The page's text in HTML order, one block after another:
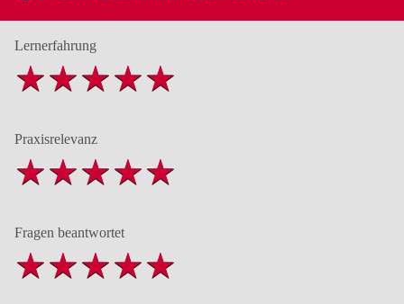
Lernerfahrung
Praxisrelevanz
Fragen beantwortet